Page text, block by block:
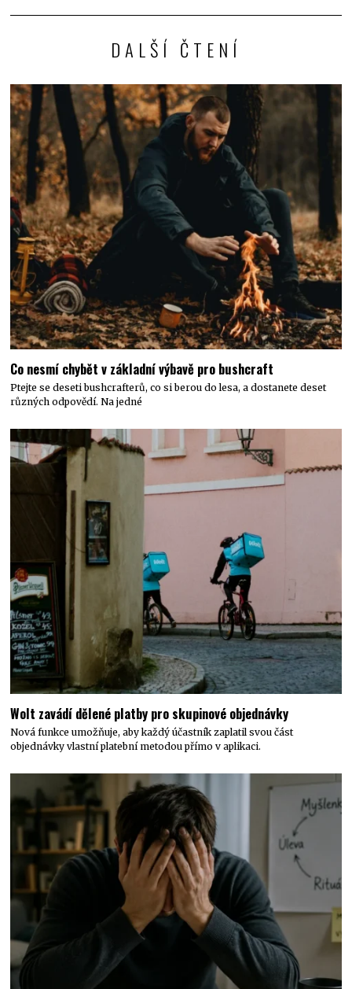
DALŠÍ ČTENÍ
Co nesmí chybět v základní výbavě pro bushcraft
Ptejte se deseti bushcrafterů, co si berou do lesa, a dostanete deset
různých odpovědí. Na jedné
Wolt zavádí dělené platby pro skupinové objednávky
Nová funkce umožňuje, aby každý účastník zaplatil svou část
objednávky vlastní platební metodou přímo v aplikaci.